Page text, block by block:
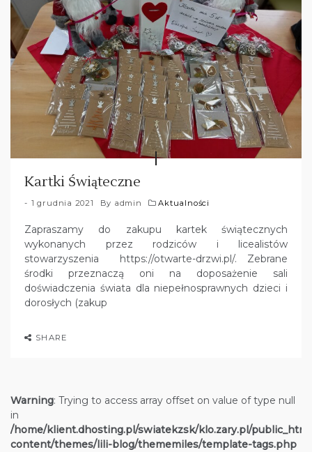
Kartki Świąteczne
1 grudnia 2021 By admin Aktualności
Zapraszamy do zakupu kartek świątecznych
wykonanych przez rodziców i licealistów
stowarzyszenia https://otwarte-drzwi.pl/. Zebrane
środki przeznaczą oni na doposażenie sali
doświadczenia świata dla niepełnosprawnych dzieci i
dorosłych (zakup
SHARE
Warning: Trying to access array offset on value of type null
in
/home/klient.dhosting.pl/swiatekzsk/klo.zary.pl/
content/themes/lili-blog/thememiles/template-tags.php